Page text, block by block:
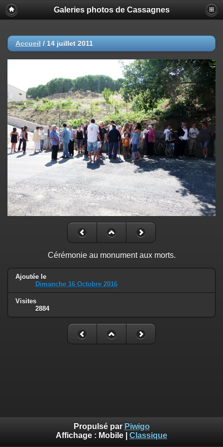
Galeries photos de Cassagnes
Accueil / 14 juillet 2011
Cérémonie au monument aux morts.
Ajoutée le
Dimanche 16 Octobre 2016
Visites
2884
Propulsé par Piwigo
Affichage : Mobile Classique